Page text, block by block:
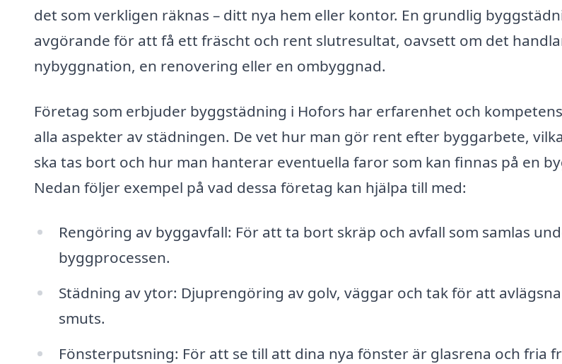
det som verkligen räknas – ditt nya hem eller kontor. En grundlig
avgörande för att få ett fräscht och rent slutresultat, oavsett om det
nybyggnation, en renovering eller en ombyggnad.
Företag som erbjuder byggstädning i Hofors har erfarenhet och
alla aspekter av städningen. De vet hur man gör rent efter byggarbete,
ska tas bort och hur man hanterar eventuella faror som kan finnas på en
Nedan följer exempel på vad dessa företag kan hjälpa till med:
Rengöring av byggavfall: För att ta bort skräp och avfall som samlas
byggprocessen.
Städning av ytor: Djuprengöring av golv, väggar och tak för att
smuts.
Fönsterputsning: För att se till att dina nya fönster är glasrena och fria